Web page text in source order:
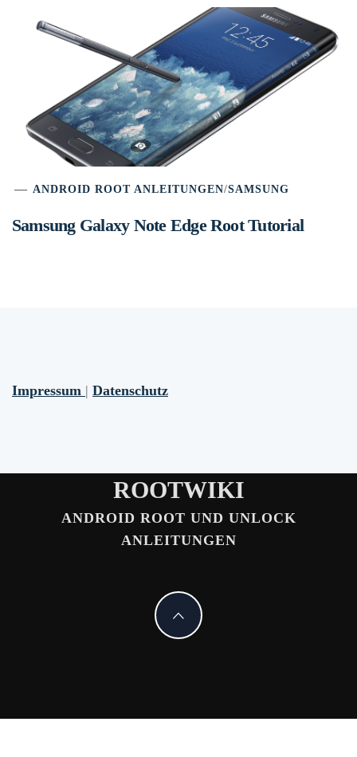
ANDROID ROOT ANLEITUNGEN/SAMSUNG
Samsung Galaxy Note Edge Root Tutorial
Impressum | Datenschutz
ROOTWIKI
ANDROID ROOT UND UNLOCK
ANLEITUNGEN